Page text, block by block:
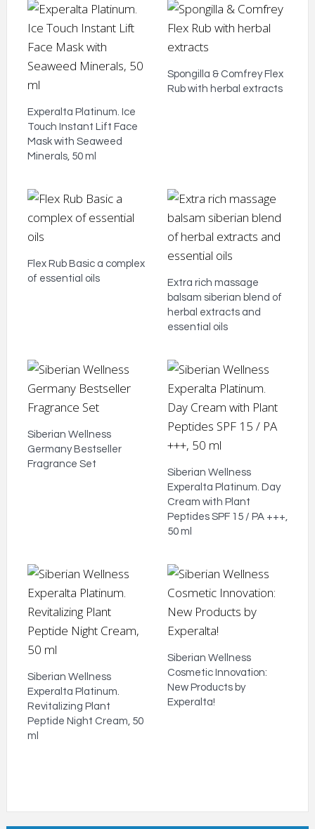
Experalta Platinum. Ice
Touch Instant Lift Face
Mask with Seaweed
Minerals, 50 ml
Spongilla & Comfrey Flex
Rub with herbal extracts
Flex Rub Basic a complex
of essential oils
Extra rich massage
balsam siberian blend of
herbal extracts and
essential oils
Siberian Wellness
Germany Bestseller
Fragrance Set
Siberian Wellness
Experalta Platinum. Day
Cream with Plant
Peptides SPF 15 / PA +++,
50 ml
Siberian Wellness
Experalta Platinum.
Revitalizing Plant
Peptide Night Cream, 50
ml
Siberian Wellness
Cosmetic Innovation:
New Products by
Experalta!